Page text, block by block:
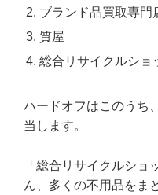
ブランド品買取専門
質屋
総合リサイクルショ
ハードオフはこのうち
当します。
「総合リサイクルショ
ん、多くの不用品をま